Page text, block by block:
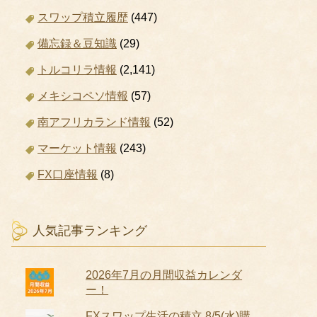
スワップ積立履歴 (447)
備忘録＆豆知識 (29)
トルコリラ情報 (2,141)
メキシコペソ情報 (57)
南アフリカランド情報 (52)
マーケット情報 (243)
FX口座情報 (8)
人気記事ランキング
2026年7月の月間収益カレンダ
ー！